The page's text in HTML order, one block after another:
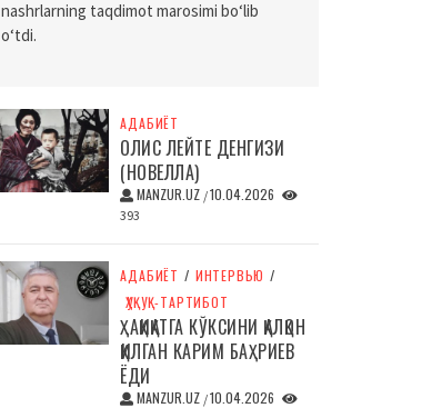
nashrlarning taqdimot marosimi bo‘lib
o‘tdi.
АДАБИЁТ
ОЛИС ЛЕЙТЕ ДЕНГИЗИ
(НОВЕЛЛА)
MANZUR.UZ /10.04.2026
393
АДАБИЁТ / ИНТЕРВЬЮ /
ҲУҚУҚ-ТАРТИБОТ
ҲАҚИҚАТГА КЎКСИНИ ҚАЛҚОН
ҚИЛГАН КАРИМ БАҲРИЕВ
ЁДИ
MANZUR.UZ /10.04.2026